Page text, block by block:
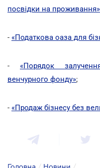
посвідки на проживання»
- «Податкова оаза для
- «Порядок
венчурного фонду»;
- «Продаж бізнесу без
Головна / Новини /